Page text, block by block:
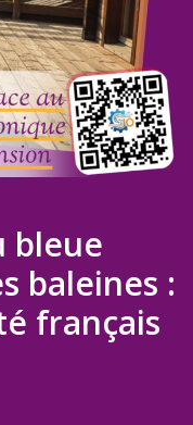
bleue
baleines :
français